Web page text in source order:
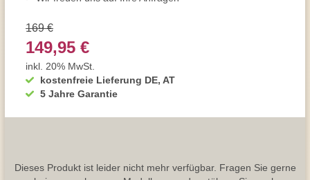
kostenfreie Lieferung DE, AT
5 Jahre Garantie
169 €
149,95 €
inkl. 20% MwSt.
Dieses Produkt ist leider nicht mehr verfügbar. Fragen Sie gerne